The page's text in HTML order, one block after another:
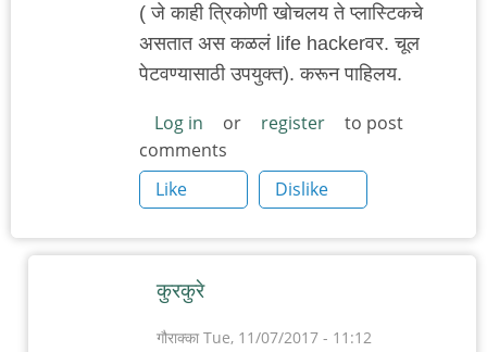
( जे काही त्रिकोणी खोचलय ते प्लास्टिकचे
असतात अस कळलं life hackerवर. चूल
पेटवण्यासाठी उपयुक्त). करून पाहिलय.
Log in or register
to post
comments
Like
Dislike
कुर‌कुरे
गौराक्का Tue, 11/07/2017 - 11:12